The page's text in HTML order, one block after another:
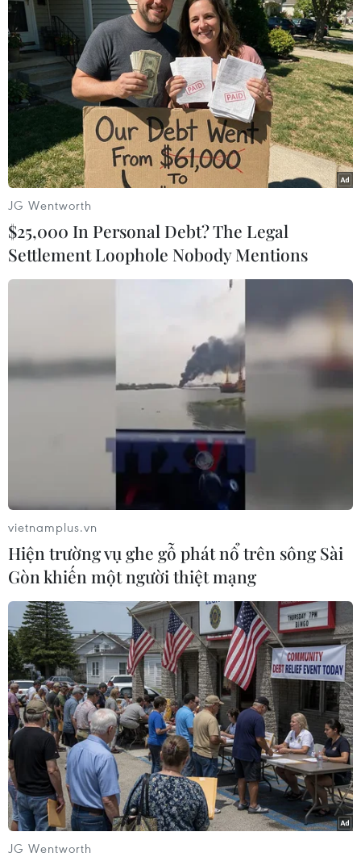
Theo dõi VietnamPlus
TIN LIÊN QUAN
Nắng nóng bao trùm Hàn Quốc, nhiệt độ
cao nhất lên đến 37 độ C
Thành phố Daegu, miền Đông Nam Hàn Quốc sẽ có
nhiệt độ lên tới 36 độ C, trong khi nhiệt độ Seoul, thành
phố Daejeon và thành phố Gwangju ở miền Tây Nam
sẽ là 35 độ C.
JG Wentworth
$25,000 In Personal Debt? The Legal
Settlement Loophole Nobody Mentions
vietnamplus.vn
Hiện trường vụ ghe gỗ phát nổ trên sông Sài
Gòn khiến một người thiệt mạng
JG Wentworth